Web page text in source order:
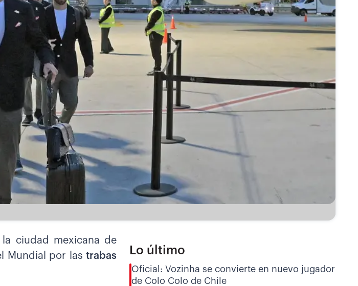
ciudad mexicana de
Mundial por las trabas
Lo último
Oficial: Vozinha se convierte en nuevo jugador
de Colo Colo de Chile